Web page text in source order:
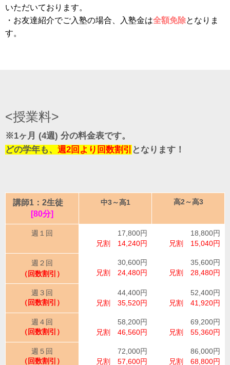
いただいております。
・お友達紹介でご入塾の場合、入塾金は全額免除となりま
す。
<授業料>
※1ヶ月 (4週) 分の料金表です。
どの学年も、 週2回より回数割引 となります！
講師1：2生徒
[80分]
中3～高1 高2～高3
週１回
17,800円
兄割 14,240円
18,800円
兄割 15,040円
週２回
（回数割引）
30,600円
兄割 24,480円
35,600円
兄割 28,480円
週３回
（回数割引）
44,400円
兄割 35,520円
52,400円
兄割 41,920円
週４回
（回数割引）
58,200円
兄割 46,560円
69,200円
兄割 55,360円
週５回
（回数割引）
72,000円
兄割 57,600円
86,000円
兄割 68,800円